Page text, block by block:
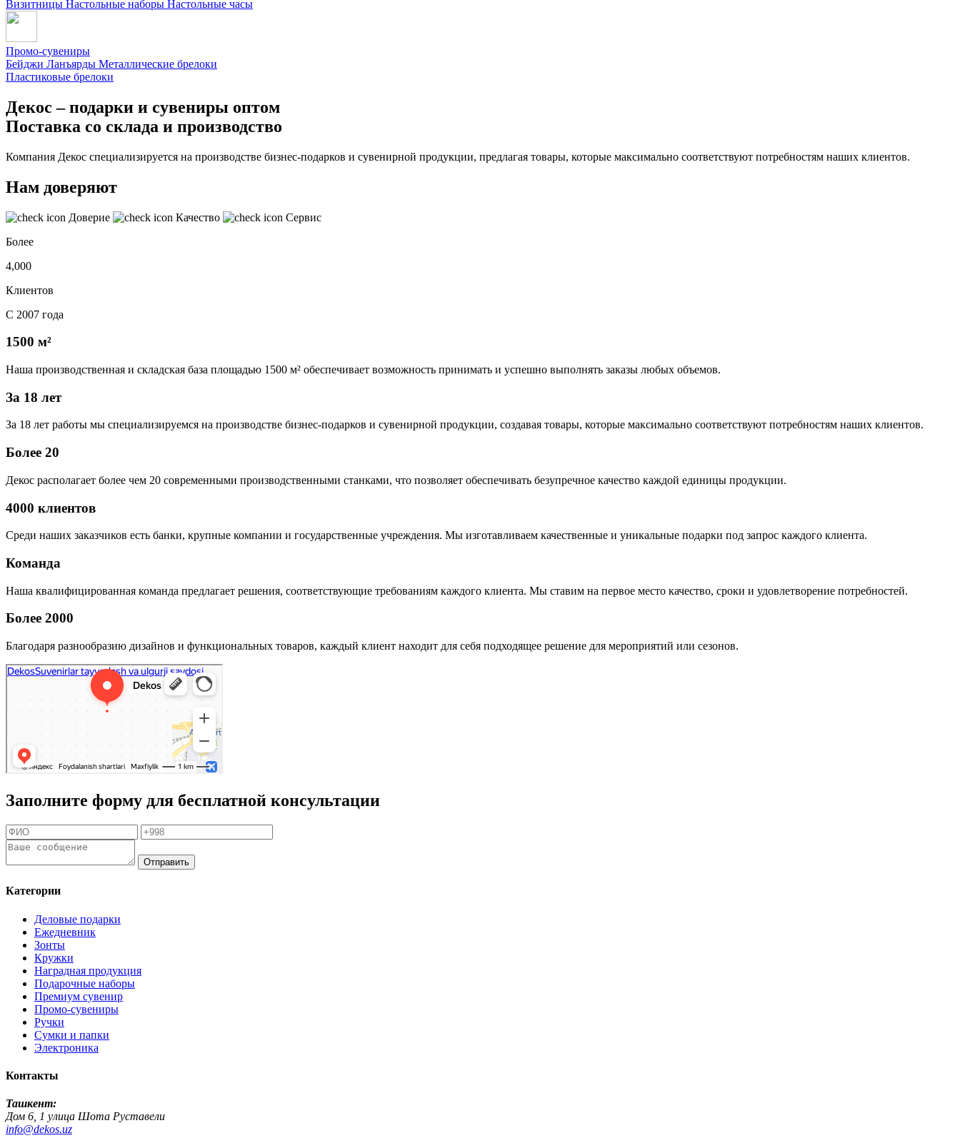
Визитницы Настольные наборы Настольные часы
Промо-сувениры
Бейджи Ланъярды Металлические брелоки
Пластиковые брелоки
Декос – подарки и сувениры оптом
Поставка со склада и производство
Компания Декос специализируется на производстве бизнес-подарков и сувенирной продукции, предлагая товары, которые максимально соответствуют потребностям наших клиентов.
Нам доверяют
Доверие Качество
Сервис
Более
4,000
Клиентов
С 2007 года
1500 м²
Наша производственная и складская база площадью 1500 м² обеспечивает возможность принимать и успешно выполнять заказы любых объемов.
За 18 лет
За 18 лет работы мы специализируемся на производстве бизнес-подарков и сувенирной продукции, создавая товары, которые максимально соответствуют потребностям наших клиентов.
Более 20
Декос располагает более чем 20 современными производственными станками, что позволяет обеспечивать безупречное качество каждой единицы продукции.
4000 клиентов
Среди наших заказчиков есть банки, крупные компании и государственные учреждения. Мы изготавливаем качественные и уникальные подарки под запрос каждого клиента.
Команда
Наша квалифицированная команда предлагает решения, соответствующие требованиям каждого клиента. Мы ставим на первое место качество, сроки и удовлетворение потребностей.
Более 2000
Благодаря разнообразию дизайнов и функциональных товаров, каждый клиент находит для себя подходящее решение для мероприятий или сезонов.
Заполните форму для бесплатной консультации
Отправить
Категории
Деловые подарки
Ежедневник
Зонты
Кружки
Наградная продукция
Подарочные наборы
Премиум сувенир
Промо-сувениры
Ручки
Сумки и папки
Электроника
Контакты
Ташкент:
Дом 6, 1 улица Шота Руставели
info@dekos.uz